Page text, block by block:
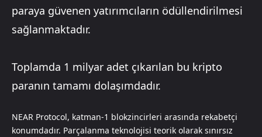
paraya güvenen yatırımcıların ödüllendirilmesi
sağlanmaktadır.
Toplamda 1 milyar adet çıkarılan bu kripto
paranın tamamı dolaşımdadır.
NEAR Protocol, katman-1 blokzincirleri arasında rekabetçi
konumdadır. Parçalanma teknolojisi teorik olarak sınırsız